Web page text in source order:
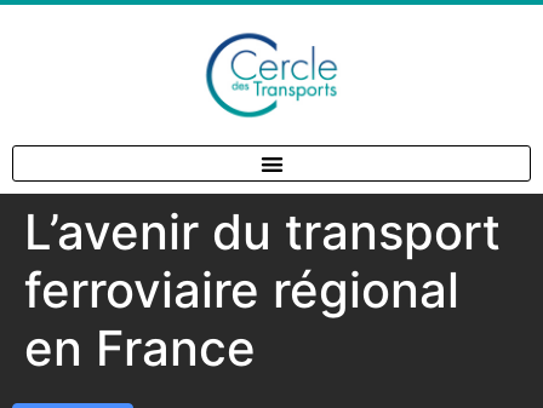
L’avenir du transport
ferroviaire régional
en France